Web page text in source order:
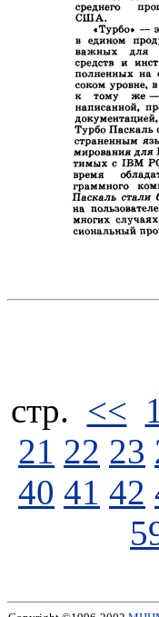
стp. << 1
21 22 23
40 41 42